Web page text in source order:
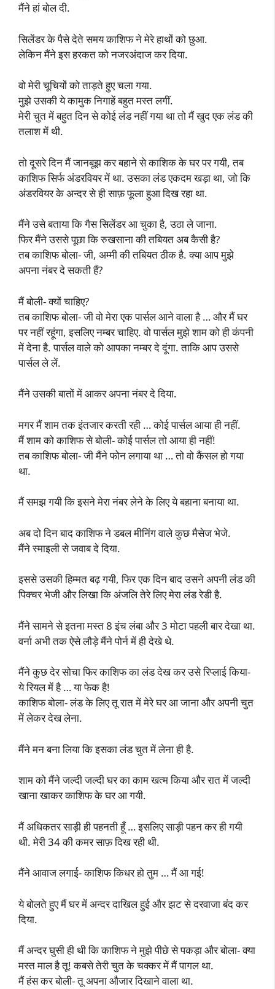
मैंने हां बोल दी.
सिलेंडर के पैसे देते समय काशिफ ने मेरे हाथों को छुआ.
लेकिन मैंने इस हरकत को नजरअंदाज कर दिया.
वो मेरी चूचियों को ताड़ते हुए चला गया.
मुझे उसकी ये कामुक निगाहें बहुत मस्त लगीं.
मेरी चुत में बहुत दिन से कोई लंड नहीं गया था तो मैं खुद एक लंड की
तलाश में थी.
तो दूसरे दिन मैं जानबूझ कर बहाने से काशिक के घर पर गयी, तब
काशिफ सिर्फ अंडरवियर में था. उसका लंड एकदम खड़ा था, जो कि
अंडरवियर के अन्दर से ही साफ़ फूला हुआ दिख रहा था.
मैंने उसे बताया कि गैस सिलेंडर आ चुका है, उठा ले जाना.
फिर मैंने उससे पूछा कि रुखसाना की तबियत अब कैसी है?
तब काशिफ बोला- जी, अम्मी की तबियत ठीक है. क्या आप मुझे
अपना नंबर दे सकती हैं?
मैं बोली- क्यों चाहिए?
तब काशिफ बोला- जी वो मेरा एक पार्सल आने वाला है … और मैं घर
पर नहीं रहूंगा, इसलिए नम्बर चाहिए. वो पार्सल मुझे शाम को ही कंपनी
में देना है. पार्सल वाले को आपका नम्बर दे दूंगा. ताकि आप उससे
पार्सल ले लें.
मैंने उसकी बातों में आकर अपना नंबर दे दिया.
मगर मैं शाम तक इंतजार करती रही … कोई पार्सल आया ही नहीं.
मैं शाम को काशिफ से बोली- कोई पार्सल तो आया ही नहीं!
तब काशिफ बोला- जी मैंने फोन लगाया था … तो वो कैंसल हो गया
था.
मैं समझ गयी कि इसने मेरा नंबर लेने के लिए ये बहाना बनाया था.
अब दो दिन बाद काशिफ ने डबल मीनिंग वाले कुछ मैसेज भेजे.
मैंने स्माइली से जवाब दे दिया.
इससे उसकी हिम्मत बढ़ गयी, फिर एक दिन बाद उसने अपनी लंड की
पिक्चर भेजी और लिखा कि अंजलि तेरे लिए मेरा लंड रेडी है.
मैंने सामने से इतना मस्त 8 इंच लंबा और 3 मोटा पहली बार देखा था.
वर्ना अभी तक ऐसे लौड़े मैंने पोर्न में ही देखे थे.
मैंने कुछ देर सोचा फिर काशिफ का लंड देख कर उसे रिप्लाई किया-
ये रियल में है … या फेक है!
काशिफ बोला- लंड के लिए तू रात में मेरे घर आ जाना और अपनी चुत
में लेकर देख लेना.
मैंने मन बना लिया कि इसका लंड चुत में लेना ही है.
शाम को मैंने जल्दी जल्दी घर का काम खत्म किया और रात में जल्दी
खाना खाकर काशिफ के घर आ गयी.
मैं अधिकतर साड़ी ही पहनती हूँ … इसलिए साड़ी पहन कर ही गयी
थी. मेरी 34 की कमर साफ़ दिख रही थी.
मैंने आवाज लगाई- काशिफ किधर हो तुम … मैं आ गई!
ये बोलते हुए मैं घर में अन्दर दाखिल हुई और झट से दरवाजा बंद कर
दिया.
मैं अन्दर घुसी ही थी कि काशिफ ने मुझे पीछे से पकड़ा और बोला- क्या
मस्त माल है तू! कबसे तेरी चुत के चक्कर में मैं पागल था.
मैं हंस कर बोली- तू अपना औजार दिखाने वाला था.